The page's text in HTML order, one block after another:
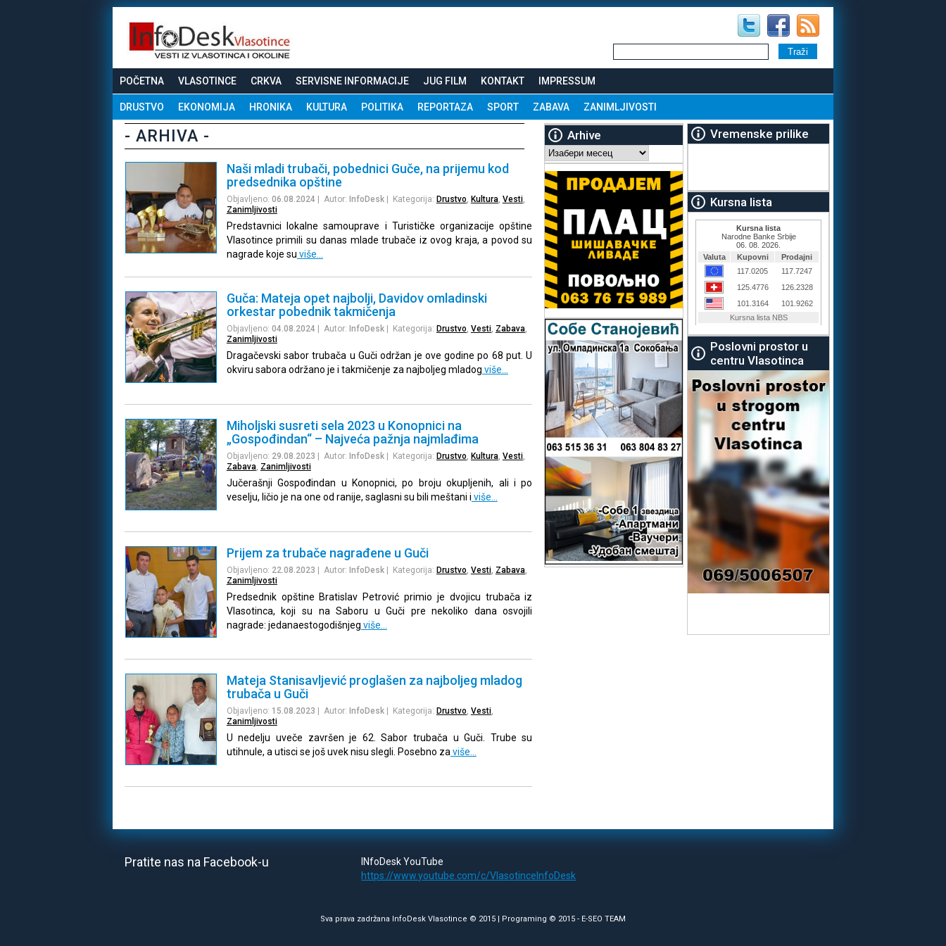
POČETNA VLASOTINCE CRKVA SERVISNE INFORMACIJE JUG FILM KONTAKT IMPRESSUM
DRUSTVO EKONOMIJA HRONIKA KULTURA POLITIKA REPORTAZA SPORT ZABAVA ZANIMLJIVOSTI
- ARHIVA -
Naši mladi trubači, pobednici Guče, na prijemu kod
predsednika opštine
Objavljeno: 06.08.2024 | Autor: InfoDesk| Kategorija: Drustvo Kultura, Vesti,
Zanimljivosti
Predstavnici lokalne samouprave i Turističke organizacije opštine
Vlasotince primili su danas mlade trubače iz ovog kraja, a povod su
nagrade koje su više…
Guča: Mateja opet najbolji, Davidov omladinski
orkestar pobednik takmičenja
Objavljeno: 04.08.2024 | Autor: InfoDesk| Kategorija: Drustvo Vesti, Zabava,
Zanimljivosti
Dragačevski sabor trubača u Guči održan je ove godine po 68 put. U
okviru sabora održano je i takmičenje za najboljeg mladog više…
Miholjski susreti sela 2023 u Konopnici na
„Gospođindan“ – Najveća pažnja najmlađima
Objavljeno: 29.08.2023 | Autor: InfoDesk| Kategorija: Drustvo, Kultura, Vesti,
Zabava, Zanimljivosti
Jučerašnji Gospođindan u Konopnici, po broju okupljenih, ali i po
veselju, ličio je na one od ranije, saglasni su bili meštani i više…
Prijem za trubače nagrađene u Guči
Objavljeno: 22.08.2023 | Autor: InfoDesk| Kategorija: Drustvo, Vesti, Zabava,
Zanimljivosti
Predsednik opštine Bratislav Petrović primio je dvojicu trubača iz
Vlasotinca, koji su na Saboru u Guči pre nekoliko dana osvojili
nagrade: jedanaestogodišnjeg više…
Mateja Stanisavljević proglašen za najboljeg mladog
trubača u Guči
Objavljeno: 15.08.2023 | Autor: InfoDesk| Kategorija: Drustvo, Vesti,
Zanimljivosti
U nedelju uveče završen je 62. Sabor trubača u Guči. Trube su
utihnule, a utisci se još uvek nisu slegli. Posebno za više…
Arhive
Arhive
Vremenske prilike
Kursna lista
Poslovni prostor u
centru Vlasotinca
Pratite nas na Facebook-u
INfoDesk YouTube
https://www.youtube.com/c/VlasotinceInfoDesk
Sva prava zadržana InfoDesk Vlasotince © 2015 | Programing © 2015 - E-SEO TEAM